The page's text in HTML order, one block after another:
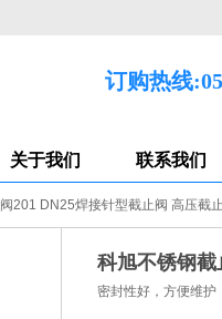
订购热线:0577-
关于我们 联系我们
201 DN25焊接针型截止阀 高压截
科旭不锈钢
密封性好，方便维护